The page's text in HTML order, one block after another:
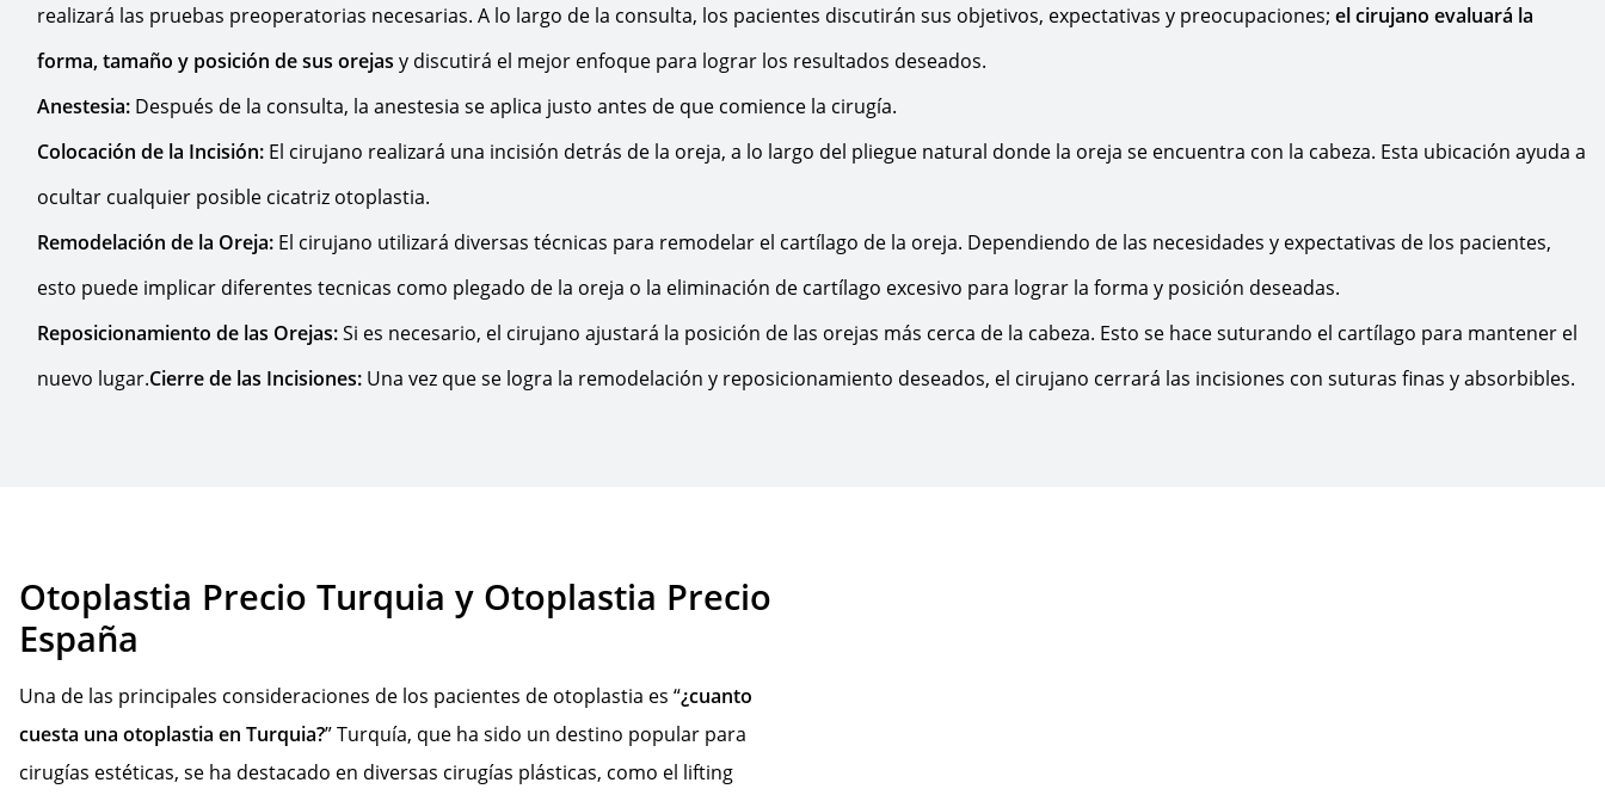
realizará las pruebas preoperatorias necesarias. A lo largo de la consulta, los pacientes discutirán sus objetivos, expectativas y preocupaciones; el cirujano evaluará la
forma, tamaño y posición de sus orejas y discutirá el mejor enfoque para lograr los resultados deseados.
Anestesia: Después de la consulta, la anestesia se aplica justo antes de que comience la cirugía.
Colocación de la Incisión: El cirujano realizará una incisión detrás de la oreja, a lo largo del pliegue natural donde la oreja se encuentra con la cabeza. Esta ubicación ayuda a
ocultar cualquier posible cicatriz otoplastia.
Remodelación de la Oreja: El cirujano utilizará diversas técnicas para remodelar el cartílago de la oreja. Dependiendo de las necesidades y expectativas de los pacientes,
esto puede implicar diferentes tecnicas como plegado de la oreja o la eliminación de cartílago excesivo para lograr la forma y posición deseadas.
Reposicionamiento de las Orejas:Si es necesario, el cirujano ajustará la posición de las orejas más cerca de la cabeza. Esto se hace suturando el cartílago para mantener el
nuevo lugar.Cierre de las Incisiones: Una vez que se logra la remodelación y reposicionamiento deseados, el cirujano cerrará las incisiones con suturas finas y absorbibles.
Otoplastia Precio Turquia y Otoplastia Precio
España
Una de las principales consideraciones de los pacientes de otoplastia es “¿cuanto
cuesta una otoplastia en Turquia?” Turquía, que ha sido un destino popular para
cirugías estéticas, se ha destacado en diversas cirugías plásticas, como el lifting